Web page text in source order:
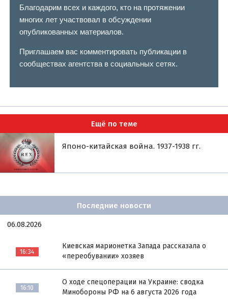
Благодарим всех и каждого, кто на протяжении
многих лет участвовал в обсуждении
опубликованных материалов.
Приглашаем вас комментировать публикации в
сообществах агентства в социальных сетях.
Ещё по теме
Японо-китайская война. 1937-1938 гг.
Последние новости
06.08.2026
16:34
Киевская марионетка Запада рассказала о
«переобувании» хозяев
16:10
О ходе спецоперации на Украине: сводка
Минобороны РФ на 6 августа 2026 года